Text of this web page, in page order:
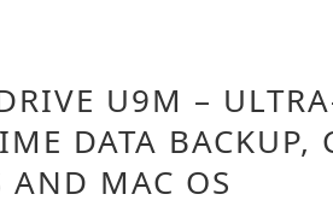
U9M –
DATA
MAC OS